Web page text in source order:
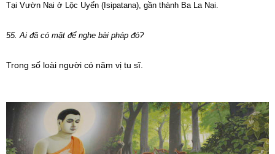
Tại Vườn Nai ở Lộc Uyển (Isipatana), gần thành Ba La Nại.
55. Ai đã có mặt để nghe bài pháp đó?
Trong số loài người có năm vị tu sĩ.